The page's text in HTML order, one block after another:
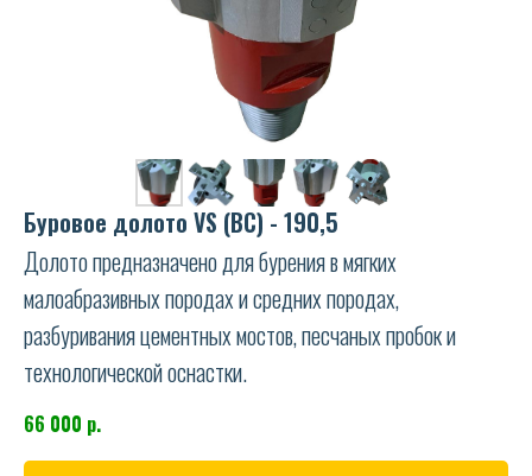
Буровое долото VS (ВС) - 190,5
Долото предназначено для бурения в мягких
малоабразивных породах и средних породах,
разбуривания цементных мостов, песчаных пробок и
технологической оснастки.
66 000 р.